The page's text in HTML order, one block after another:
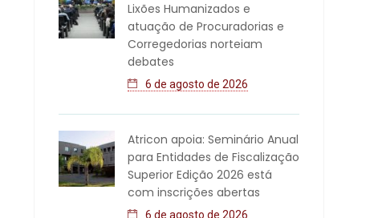
Lixões Humanizados e
atuação de Procuradorias e
Corregedorias norteiam
debates
6 de agosto de 2026
Atricon apoia: Seminário Anual
para Entidades de Fiscalização
Superior Edição 2026 está
com inscrições abertas
6 de agosto de 2026